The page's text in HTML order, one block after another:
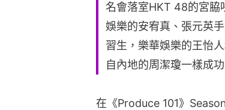
名會落室HKT 48的宮脇
娛樂的安宥真、張元英
習生，樂華娛樂的王怡
自內地的周潔瓊一樣成功
在《Produce 101》